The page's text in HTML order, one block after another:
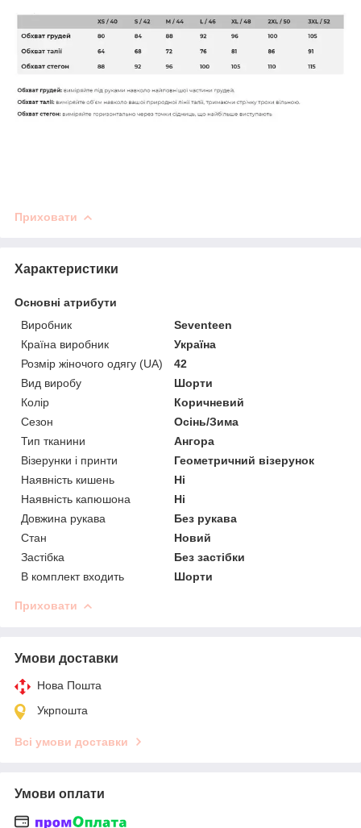
Приховати
Характеристики
Основні атрибути
Виробник
Seventeen
Країна виробник
Україна
Розмір жіночого одягу (UA)
42
Вид виробу
Шорти
Колір
Коричневий
Сезон
Осінь/Зима
Тип тканини
Ангора
Візерунки і принти
Геометричний візерунок
Наявність кишень
Ні
Наявність капюшона
Ні
Довжина рукава
Без рукава
Стан
Новий
Застібка
Без застібки
В комплект входить
Шорти
Приховати
Умови доставки
Нова Пошта
Укрпошта
Всі умови доставки
Умови оплати